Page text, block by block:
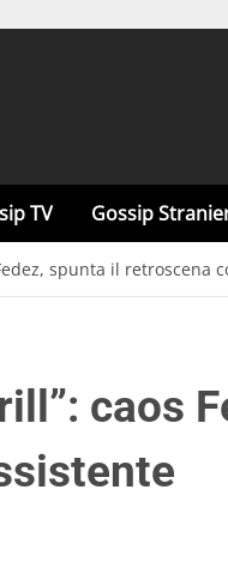
TV Gossip
spunta il retroscena
caos